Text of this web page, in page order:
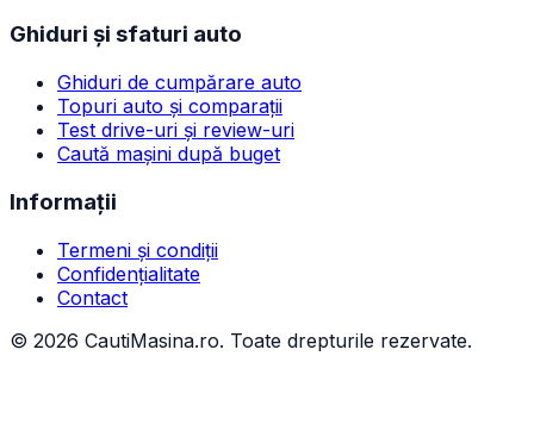
Ghiduri și sfaturi auto
Ghiduri de cumpărare auto
Topuri auto și comparații
Test drive-uri și review-uri
Caută mașini după buget
Informații
Termeni și condiții
Confidențialitate
Contact
© 2026 CautiMasina.ro. Toate drepturile rezervate.